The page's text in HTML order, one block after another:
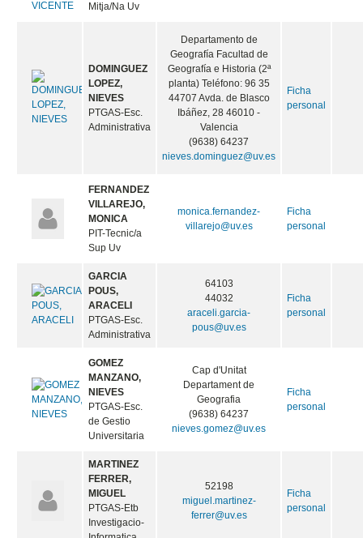
Mitja/Na Uv
DOMINGUEZ
LOPEZ,
NIEVES
PTGAS-Esc.
Administrativa
Departamento de
Geografía Facultad de
Geografía e Historia (2ª
planta) Teléfono: 96 35
44707 Avda. de Blasco
Ibáñez, 28 46010 -
Valencia
(9638) 64237
nieves.dominguez@uv.es
Ficha
personal
FERNANDEZ
VILLAREJO,
MONICA
PIT-Tecnic/a
Sup Uv
monica.fernandez-
villarejo@uv.es
Ficha
personal
GARCIA
POUS,
ARACELI
PTGAS-Esc.
Administrativa
64103
44032
araceli.garcia-
pous@uv.es
Ficha
personal
GOMEZ
MANZANO,
NIEVES
PTGAS-Esc.
de Gestio
Universitaria
Cap d'Unitat
Departament de
Geografia
(9638) 64237
nieves.gomez@uv.es
Ficha
personal
MARTINEZ
FERRER,
MIGUEL
PTGAS-Etb
Investigacio-
52198
miguel.martinez-
ferrer@uv.es
Ficha
personal